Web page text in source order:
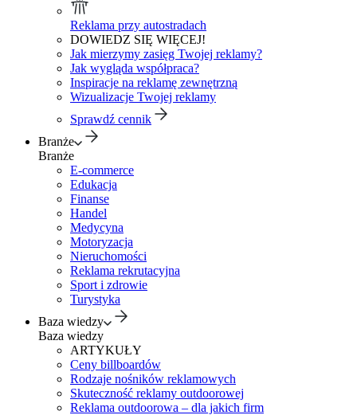
Reklama przy autostradach
DOWIEDZ SIĘ WIĘCEJ!
Jak mierzymy zasięg Twojej reklamy?
Jak wygląda współpraca?
Inspiracje na reklamę zewnętrzną
Wizualizacje Twojej reklamy
Sprawdź cennik
Branże
Branże
E-commerce
Edukacja
Finanse
Handel
Medycyna
Motoryzacja
Nieruchomości
Reklama rekrutacyjna
Sport i zdrowie
Turystyka
Baza wiedzy
Baza wiedzy
ARTYKUŁY
Ceny billboardów
Rodzaje nośników reklamowych
Skuteczność reklamy outdoorowej
Reklama outdoorowa – dla jakich firm